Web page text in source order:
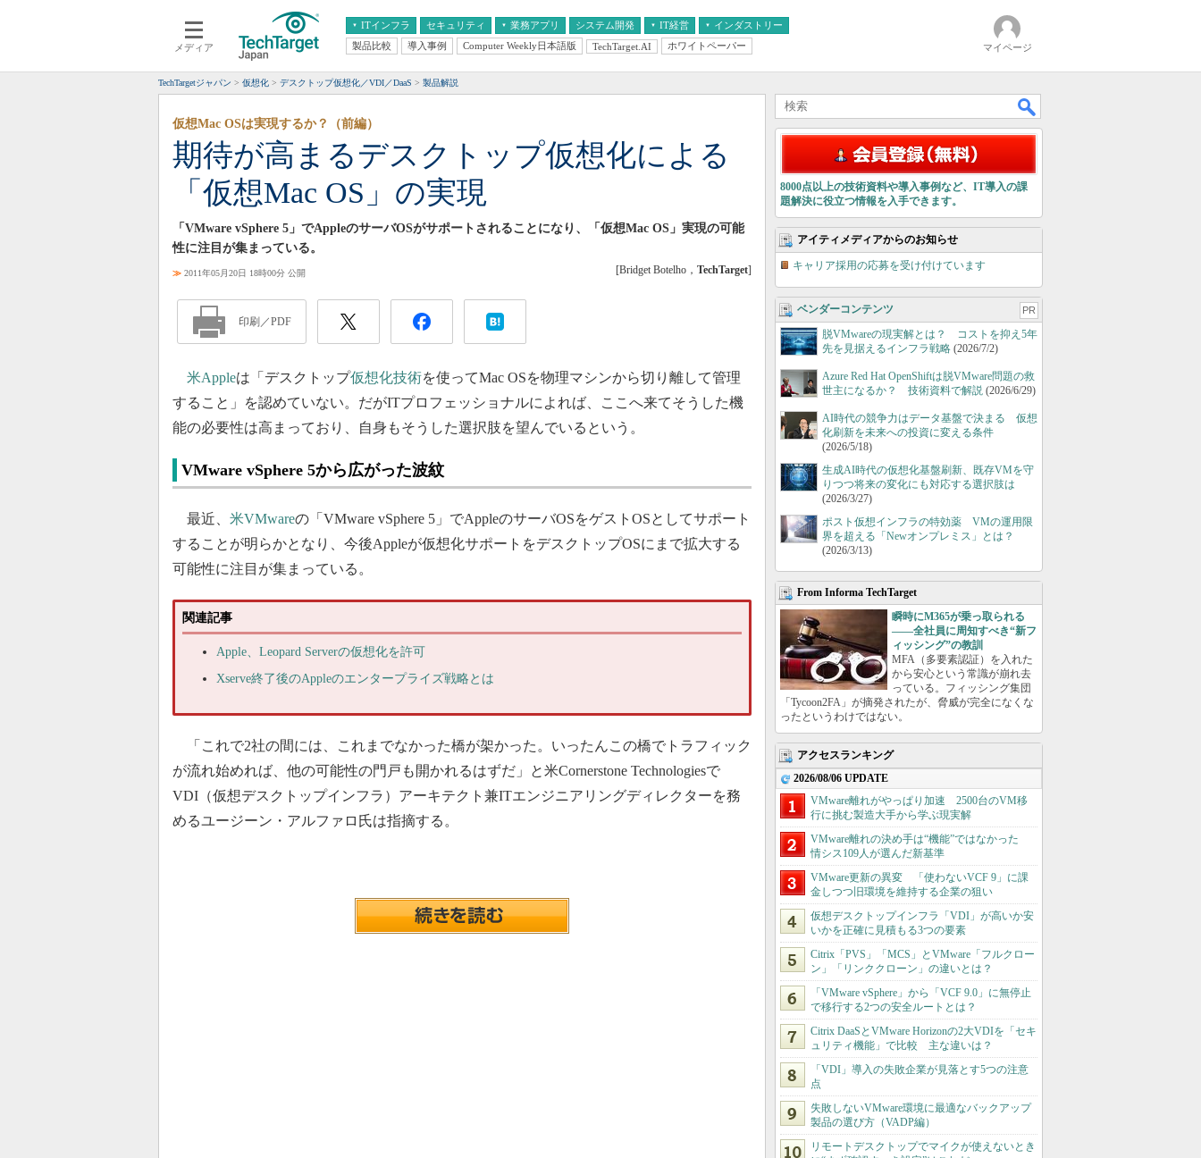
メディア
ITインフラ
クラウド
スマートモバイル
ネットワーク
システム運用管理
セキュリティ 業務アプリ
エンタープライズAI
ERP
CX
情報系システム
システム開発 IT経営
経営とIT
インダストリー
医療IT
製品比較 導入事例 Computer Weekly日本語版 TechTarget.AI ホワイトペーパー マイページ
TechTargetジャパン 仮想化 デスクトップ仮想化／VDI／DaaS 製品解説
期待が高まるデスクトップ仮想化による
「仮想Mac OS」の実現
仮想Mac OSは実現するか？（前編）
「VMware vSphere 5」でAppleのサーバOSがサポートされることになり、「仮想Mac OS」実現の可能
性に注目が集まっている。
≫ 2011年05月20日 18時00分 公開 [Bridget Botelho， TechTarget]
印刷／PDF
米Appleは「デスクトップ仮想化技術を使ってMac OSを物理マシンから切り離して管理
すること」を認めていない。だがITプロフェッショナルによれば、ここへ来てそうした機
能の必要性は高まっており、自身もそうした選択肢を望んでいるという。
VMware vSphere 5から広がった波紋
最近、 米VMwareの「VMware vSphere 5」でAppleのサーバOSをゲストOSとしてサポート
することが明らかとなり、今後Appleが仮想化サポートをデスクトップOSにまで拡大する
可能性に注目が集まっている。
関連記事
Apple、Leopard Serverの仮想化を許可
Xserve終了後のAppleのエンタープライズ戦略とは
「これで2社の間には、これまでなかった橋が架かった。いったんこの橋でトラフィック
が流れ始めれば、他の可能性の門戸も開かれるはずだ」と米Cornerstone Technologiesで
VDI（仮想デスクトップインフラ）アーキテクト兼ITエンジニアリングディレクターを務
めるユージーン・アルファロ氏は指摘する。
8000点以上の技術資料や導入事例など、IT導入の課
題解決に役立つ情報を入手できます。
アイティメディアからのお知らせ
キャリア採用の応募を受け付けています
ベンダーコンテンツ PR
脱VMwareの現実解とは？ コストを抑え5年
先を見据えるインフラ戦略 (2026/7/2)
Azure Red Hat OpenShiftは脱VMware問題の救
世主になるか？ 技術資料で解説 (2026/6/29)
AI時代の競争力はデータ基盤で決まる 仮想
化刷新を未来への投資に変える条件
(2026/5/18)
生成AI時代の仮想化基盤刷新、既存VMを守
りつつ将来の変化にも対応する選択肢は
(2026/3/27)
ポスト仮想インフラの特効薬 VMの運用限
界を超える「Newオンプレミス」とは？
(2026/3/13)
From Informa TechTarget
瞬時にM365が乗っ取られる
――全社員に周知すべき“新フ
ィッシング”の教訓
MFA（多要素認証）を入れた
から安心という常識が崩れ去
っている。フィッシング集団
「Tycoon2FA」が摘発されたが、脅威が完全になくな
ったというわけではない。
アクセスランキング
2026/08/06 UPDATE
VMware離れがやっぱり加速 2500台のVM移
行に挑む製造大手から学ぶ現実解
VMware離れの決め手は“機能”ではなかった
情シス109人が選んだ新基準
VMware更新の異変 「使わないVCF 9」に課
金しつつ旧環境を維持する企業の狙い
仮想デスクトップインフラ「VDI」が高いか安
いかを正確に見積もる3つの要素
Citrix「PVS」「MCS」とVMware「フルクロー
ン」「リンククローン」の違いとは？
「VMware vSphere」から「VCF 9.0」に無停止
で移行する2つの安全ルートとは？
Citrix DaaSとVMware Horizonの2大VDIを「セキ
ュリティ機能」で比較 主な違いは？
「VDI」導入の失敗企業が見落とす5つの注意
点
失敗しないVMware環境に最適なバックアップ
製品の選び方（VADP編）
リモートデスクトップでマイクが使えないとき